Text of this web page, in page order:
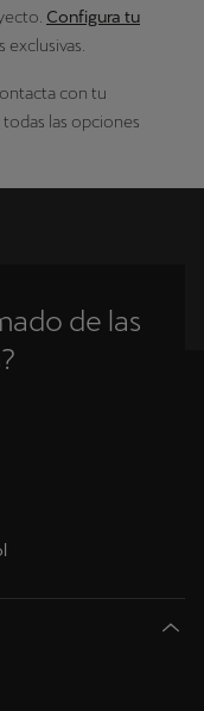
Configura tu
con tu
las opciones
de las